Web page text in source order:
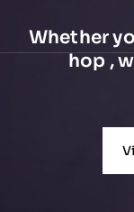
Whether
hop ,